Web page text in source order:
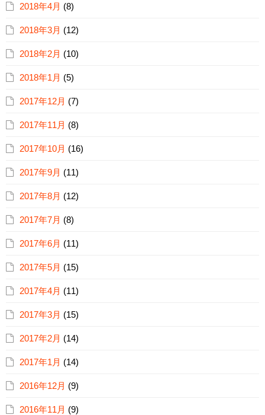
2018年4月 (8)
2018年3月 (12)
2018年2月 (10)
2018年1月 (5)
2017年12月 (7)
2017年11月 (8)
2017年10月 (16)
2017年9月 (11)
2017年8月 (12)
2017年7月 (8)
2017年6月 (11)
2017年5月 (15)
2017年4月 (11)
2017年3月 (15)
2017年2月 (14)
2017年1月 (14)
2016年12月 (9)
2016年11月 (9)